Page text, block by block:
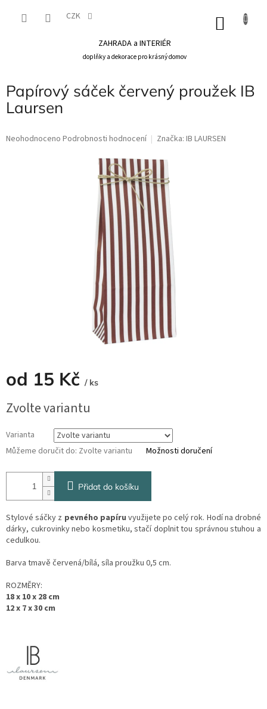
CZK
ZAHRADA a INTERIÉR
doplňky a dekorace pro krásný domov
Papírový sáček červený proužek IB
Laursen
Průměrné
Neohodnoceno Podrobnosti hodnocení Značka: IB LAURSEN
od 15 Kč / ks
cena:
Zvolte variantu
Varianta
Můžeme doručit do: Zvolte variantu Možnosti doručení
Přidat do košíku
Stylové sáčky z pevného papíru využijete po celý rok. Hodí na drobné
dárky, cukrovinky nebo kosmetiku, stačí doplnit tou správnou stuhou a
cedulkou.
Barva tmavě červená/bílá, síla proužku 0,5 cm.
ROZMĚRY:
18 x 10 x 28 cm
12 x 7 x 30 cm